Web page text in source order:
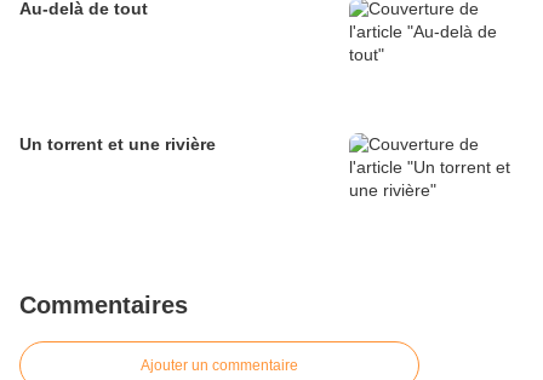
Au-delà de tout
Un torrent et une rivière
Commentaires
Ajouter un commentaire